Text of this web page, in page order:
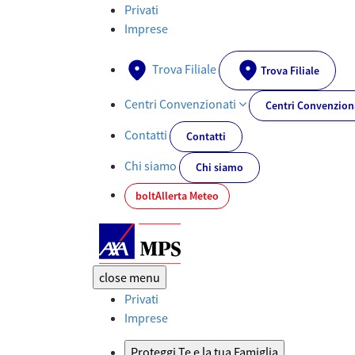
Servizi Clienti AXA MPS: Assistenza Stradale, Emergenze e Sinistri -
Privati
Imprese
Trova Filiale Trova Filiale
Centri Convenzionati Centri
Contatti Contatti
Chi siamo
Chi siamo
boltAllerta Meteo
close menu
Privati
Imprese
Proteggi Te e la tua Famiglia